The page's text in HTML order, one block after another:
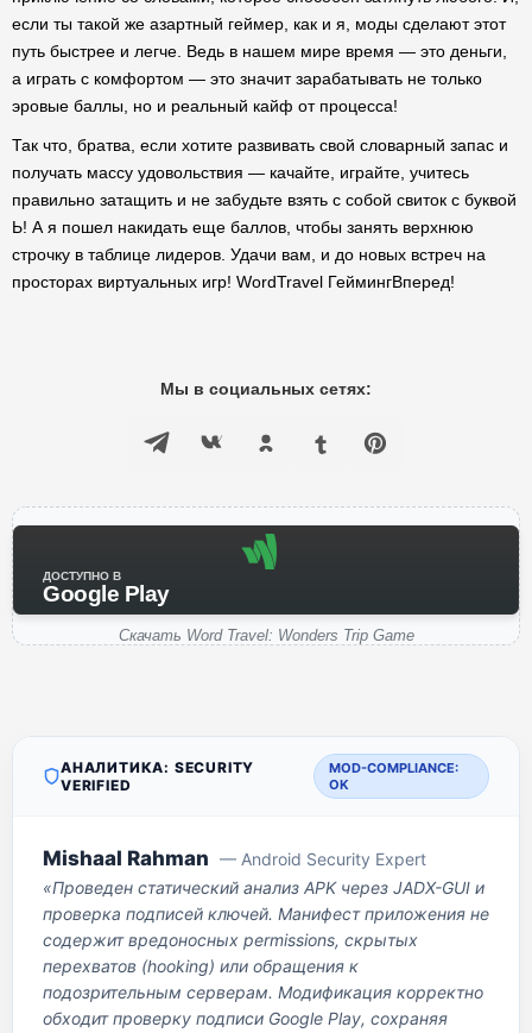
если ты такой же азартный геймер, как и я, моды сделают этот
путь быстрее и легче. Ведь в нашем мире время — это деньги,
а играть с комфортом — это значит зарабатывать не только
эровые баллы, но и реальный кайф от процесса!
Так что, братва, если хотите развивать свой словарный запас и
получать массу удовольствия — качайте, играйте, учитесь
правильно затащить и не забудьте взять с собой свиток с буквой
Ь! А я пошел накидать еще баллов, чтобы занять верхнюю
строчку в таблице лидеров. Удачи вам, и до новых встреч на
просторах виртуальных игр! WordTravel ГеймингВперед!
Мы в социальных сетях:
ДОСТУПНО В
Google Play
Скачать Word Travel: Wonders Trip Game
АНАЛИТИКА: SECURITY
VERIFIED
MOD-COMPLIANCE:
OK
Mishaal Rahman — Android Security Expert
«Проведен статический анализ APK через JADX-GUI и
проверка подписей ключей. Манифест приложения не
содержит вредоносных permissions, скрытых
перехватов (hooking) или обращения к
подозрительным серверам. Модификация корректно
обходит проверку подписи Google Play, сохраняя